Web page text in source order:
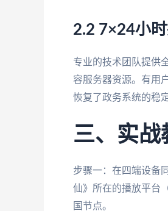
2.2 7×24小
专业的技术团队提供
容服务器资源。有用
恢复了政务系统的稳
三、实战
步骤一：在四端设备
仙》所在的播放平台
国节点。